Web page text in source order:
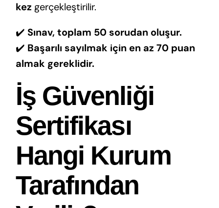
kez gerçekleştirilir.
✔️ Sınav, toplam 50 sorudan oluşur.
✔️ Başarılı sayılmak için en az 70 puan
almak gereklidir.
İş Güvenliği
Sertifikası
Hangi Kurum
Tarafından